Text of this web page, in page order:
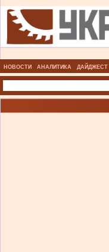
НОВОСТИ АНАЛИТИКА ДАЙДЖЕСТ